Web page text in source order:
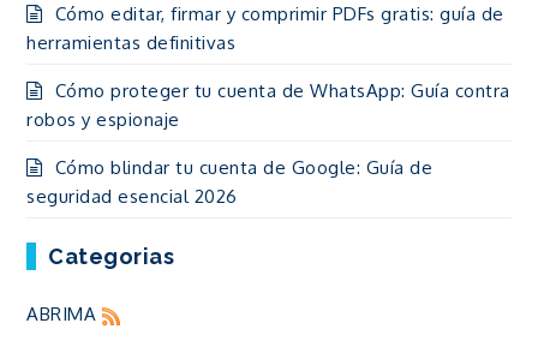
Cómo editar, firmar y comprimir PDFs gratis: guía de
herramientas definitivas
Cómo proteger tu cuenta de WhatsApp: Guía contra
robos y espionaje
Cómo blindar tu cuenta de Google: Guía de
seguridad esencial 2026
Categorias
ABRIMA